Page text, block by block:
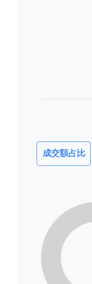
成交額占比